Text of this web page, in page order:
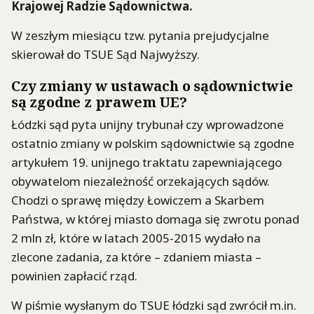
Krajowej Radzie Sądownictwa.
W zeszłym miesiącu tzw. pytania prejudycjalne
skierował do TSUE Sąd Najwyższy.
Czy zmiany w ustawach o sądownictwie
są zgodne z prawem UE?
Łódzki sąd pyta unijny trybunał czy wprowadzone
ostatnio zmiany w polskim sądownictwie są zgodne
artykułem 19. unijnego traktatu zapewniającego
obywatelom niezależność orzekających sądów.
Chodzi o sprawę między Łowiczem a Skarbem
Państwa, w której miasto domaga się zwrotu ponad
2 mln zł, które w latach 2005-2015 wydało na
zlecone zadania, za które – zdaniem miasta –
powinien zapłacić rząd.
W piśmie wysłanym do TSUE łódzki sąd zwrócił m.in.